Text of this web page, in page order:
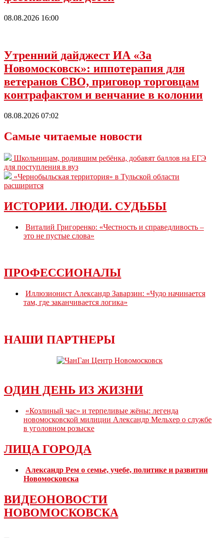
08.08.2026 16:00
Утренний дайджест ИА «За
Новомосковск»: иппотерапия для
ветеранов СВО, приговор торговцам
контрафактом и венчание в колонии
08.08.2026 07:02
Самые читаемые новости
Школьницам, родившим ребёнка, добавят баллов на ЕГЭ
для поступления в вуз
«Чернобыльская территория» в Тульской области
расширится
ИСТОРИИ. ЛЮДИ. СУДЬБЫ
Виталий Григоренко: «Честность и справедливость –
это не пустые слова»
ПРОФЕССИОНАЛЫ
Иллюзионист Александр Заварзин: «Чудо начинается
там, где заканчивается логика»
НАШИ ПАРТНЕРЫ
ОДИН ДЕНЬ ИЗ ЖИЗНИ
«Козлиный час» и терпеливые жёны: легенда
новомосковской милиции Александр Мельхер о службе
в уголовном розыске
ЛИЦА ГОРОДА
Александр Рем о семье, учебе, политике и развитии
Новомосковска
ВИДЕОНОВОСТИ
НОВОМОСКОВСКА